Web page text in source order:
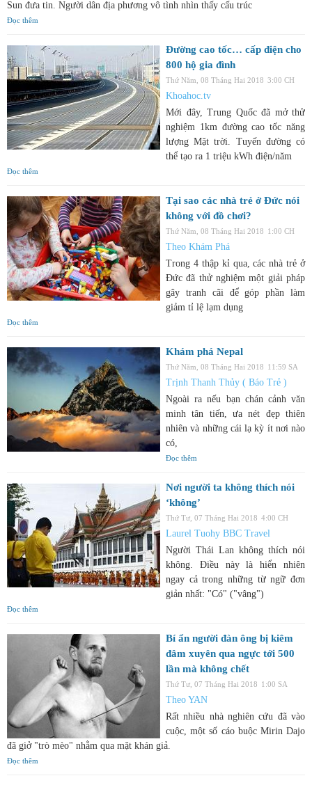
Sun đưa tin. Người dân địa phương vô tình nhìn thấy cấu trúc
Đọc thêm
Đường cao tốc… cấp điện cho
800 hộ gia đình
Thứ Năm, 08 Tháng Hai 2018 3:00 CH
Khoahoc.tv
Mới đây, Trung Quốc đã mở thử
nghiệm 1km đường cao tốc năng
lượng Mặt trời. Tuyến đường có
thể tạo ra 1 triệu kWh điện/năm
Đọc thêm
Tại sao các nhà trẻ ở Đức nói
không với đồ chơi?
Thứ Năm, 08 Tháng Hai 2018 1:00 CH
Theo Khám Phá
Trong 4 thập kỉ qua, các nhà trẻ ở
Đức đã thử nghiệm một giải pháp
gây tranh cãi để góp phần làm
giảm tỉ lệ lạm dụng
Đọc thêm
Khám phá Nepal
Thứ Năm, 08 Tháng Hai 2018 11:59 SA
Trịnh Thanh Thủy ( Báo Trẻ )
Ngoài ra nếu bạn chán cảnh văn
minh tân tiến, ưa nét đẹp thiên
nhiên và những cái lạ kỳ ít nơi nào
có,
Đọc thêm
Nơi người ta không thích nói
‘không’
Thứ Tư, 07 Tháng Hai 2018 4:00 CH
Laurel Tuohy BBC Travel
Người Thái Lan không thích nói
không. Điều này là hiển nhiên
ngay cả trong những từ ngữ đơn
giản nhất: "Có" ("vâng")
Đọc thêm
Bí ẩn người đàn ông bị kiêm
đâm xuyên qua ngực tới 500
lần mà không chết
Thứ Tư, 07 Tháng Hai 2018 1:00 SA
Theo YAN
Rất nhiều nhà nghiên cứu đã vào
cuộc, một số cáo buộc Mirin Dajo
đã giở "trò mèo" nhằm qua mặt khán giả.
Đọc thêm